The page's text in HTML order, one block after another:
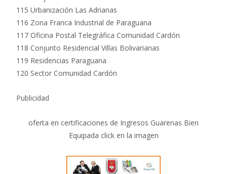
115 Urbanización Las Adrianas
116 Zona Franca Industrial de Paraguana
117 Oficina Postal Telegráfica Comunidad Cardón
118 Conjunto Residencial Villas Bolivarianas
119 Residencias Paraguana
120 Sector Comunidad Cardón
Publicidad
oferta en certificaciones de Ingresos Guarenas Bien
Equipada click en la imagen